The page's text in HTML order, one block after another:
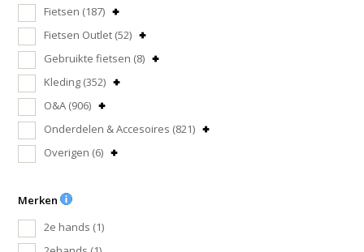
Fietsen (187)
Fietsen Outlet (52)
Gebruikte fietsen (8)
Kleding (352)
O&A (906)
Onderdelen & Accesoires (821)
Overigen (6)
Merken
2e hands (1)